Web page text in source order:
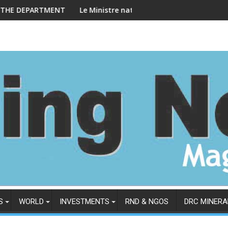
OF STATE IN WEDNESDAY, FEBRUARY 4, 2026
Le Ministre national des mines Louis Watum
WORLD INVESTMENTS RND & NGOS DRC